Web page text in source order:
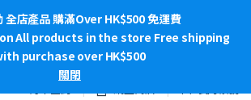
全店產品 購滿Over HK$500 免運費
All products in the store Free shipping
purchase over HK$500
關閉